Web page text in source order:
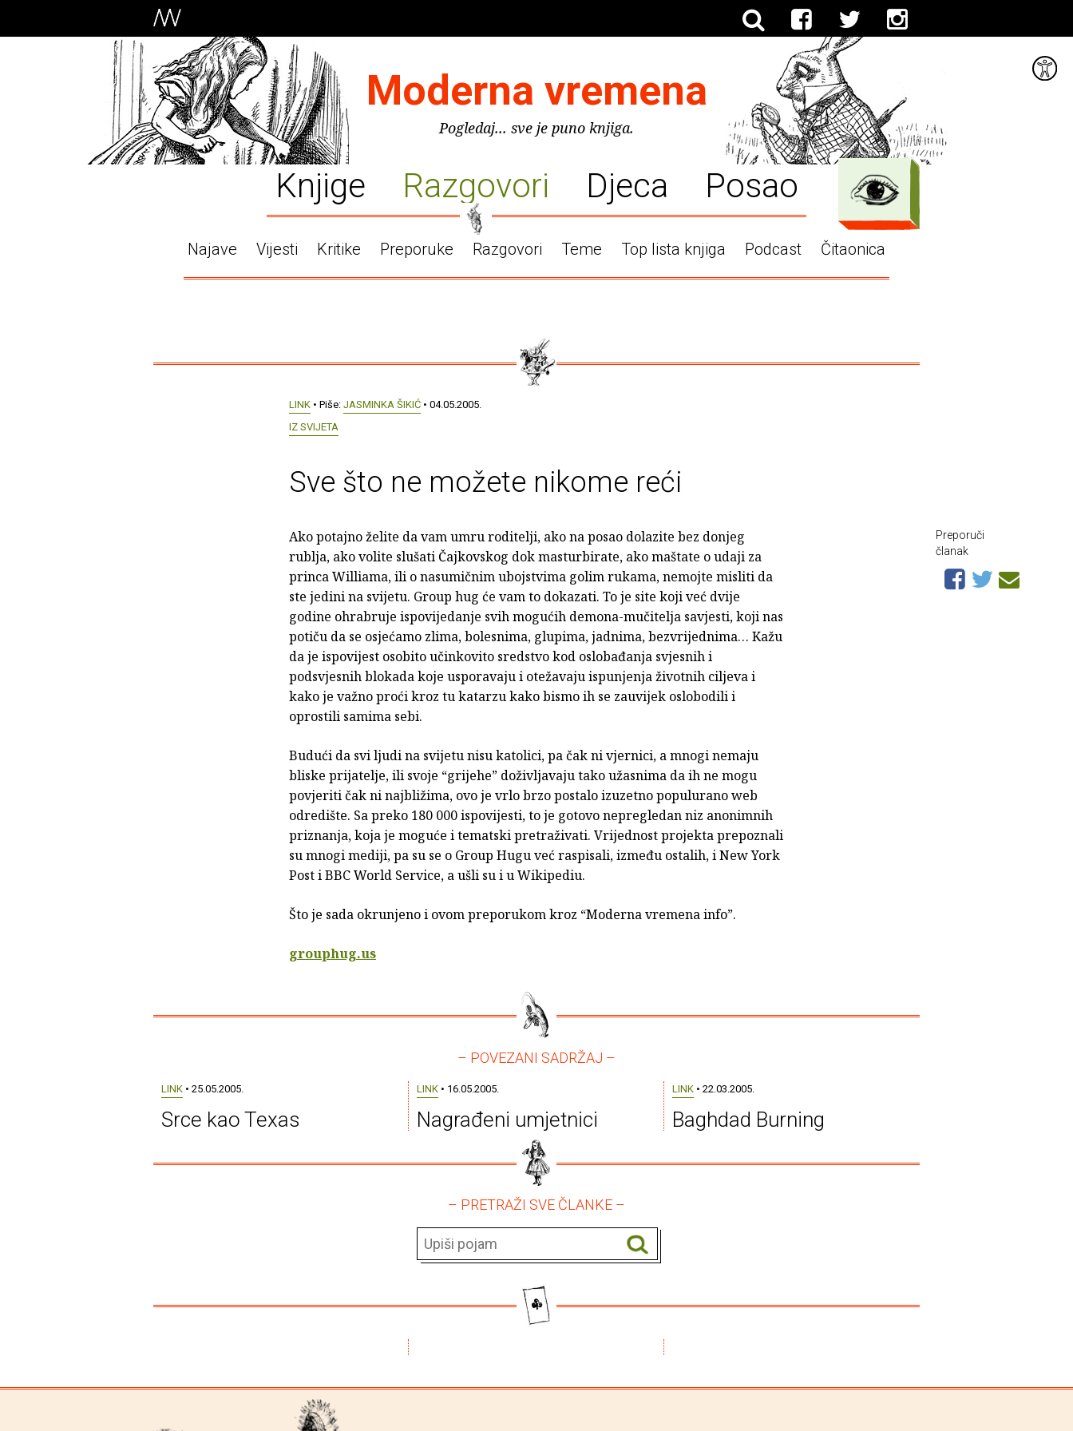
Moderna vremena
Pogledaj... sve je puno knjiga.
Knjige Razgovori Djeca Posao
Najave Vijesti Kritike Preporuke Razgovori Teme Top lista knjiga Podcast Čitaonica
LINK • Piše: JASMINKA ŠIKIĆ • 04.05.2005.
IZ SVIJETA
Sve što ne možete nikome reći
Ako potajno želite da vam umru roditelji, ako na posao dolazite bez donjeg
rublja, ako volite slušati Čajkovskog dok masturbirate, ako maštate o udaji za
princa Williama, ili o nasumičnim ubojstvima golim rukama, nemojte misliti da
ste jedini na svijetu. Group hug će vam to dokazati. To je site koji već dvije
godine ohrabruje ispovijedanje svih mogućih demona-mučitelja savjesti, koji nas
potiču da se osjećamo zlima, bolesnima, glupima, jadnima, bezvrijednima… Kažu
da je ispovijest osobito učinkovito sredstvo kod oslobađanja svjesnih i
podsvjesnih blokada koje usporavaju i otežavaju ispunjenja životnih ciljeva i
kako je važno proći kroz tu katarzu kako bismo ih se zauvijek oslobodili i
oprostili samima sebi.
Budući da svi ljudi na svijetu nisu katolici, pa čak ni vjernici, a mnogi nemaju
bliske prijatelje, ili svoje “grijehe” doživljavaju tako užasnima da ih ne mogu
povjeriti čak ni najbližima, ovo je vrlo brzo postalo izuzetno populurano web
odredište. Sa preko 180 000 ispovijesti, to je gotovo nepregledan niz anonimnih
priznanja, koja je moguće i tematski pretraživati. Vrijednost projekta prepoznali
su mnogi mediji, pa su se o Group Hugu već raspisali, između ostalih, i New York
Post i BBC World Service, a ušli su i u Wikipediu.
Što je sada okrunjeno i ovom preporukom kroz “Moderna vremena info”.
grouphug.us
Preporuči
članak
– POVEZANI SADRŽAJ –
LINK• 25.05.2005.
Srce kao Texas
LINK• 16.05.2005.
Nagrađeni umjetnici
LINK• 22.03.2005.
Baghdad Burning
– PRETRAŽI SVE ČLANKE –